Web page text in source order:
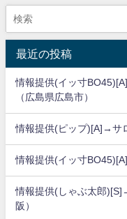
最近の投稿
情報提供(イッ寸
（広島県広島市）
情報提供(ピップ)[A]→サ
情報提供(イッ寸
情報提供(しゃぶ太郎
阪）